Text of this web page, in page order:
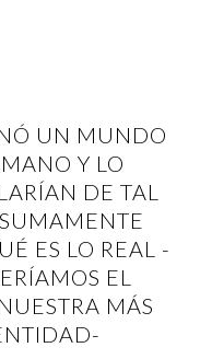
UN MUNDO
Y LO
DE TAL
ES LO REAL -
EL
MÁS